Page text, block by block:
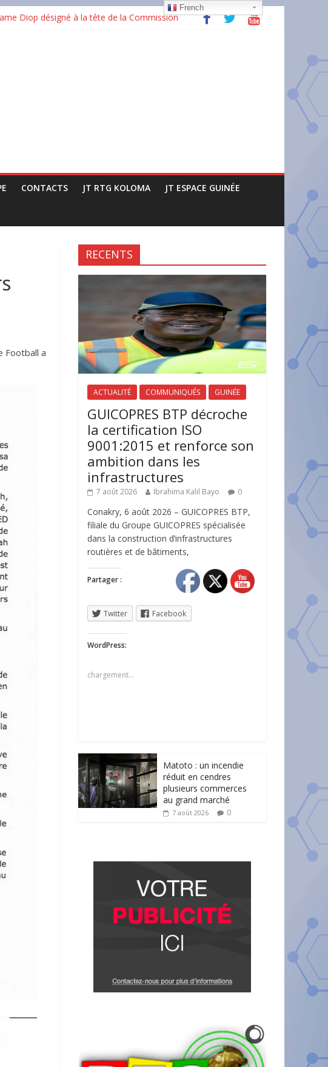
Diop désigné à la tête de la Commission
et la croissance »
CONTACTS JT RTG KOLOMA JT ESPACE GUINÉE
Football a
RECENTS
ACTUALITÉ COMMUNIQUÉS GUINÉE
GUICOPRES BTP décroche
la certification ISO
9001:2015 et renforce son
ambition dans les
infrastructures
7 août 2026 Ibrahima Kalil Bayo 0
Conakry, 6 août 2026 – GUICOPRES BTP,
filiale du Groupe GUICOPRES spécialisée
dans la construction d’infrastructures
routières et de bâtiments,
Partager :
Twitter Facebook
WordPress:
chargement…
Matoto : un incendie
réduit en cendres
plusieurs commerces
au grand marché
7 août 2026 0
French